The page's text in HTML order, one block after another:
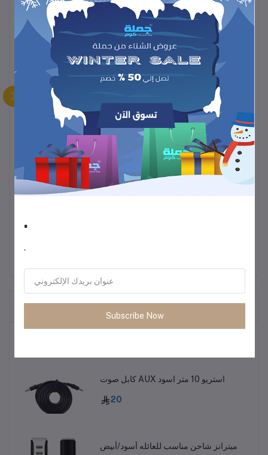
MiLi
Smart Plus
يحتوي على كابل Lightning مدمج → ما تحتاجش تشيل كابل إضافي
يوجد منفذ USB إضافي → تقدر تشحن جهاز ثاني في نفس الوقت.
المنتجات التي يتم شراؤها بشكل متكرر
كابل صوت AUX استريو 10 متر اسود
20
ميترانز شاحن مناسب للعائله أسود/أبيض
.
.
Subscribe Now